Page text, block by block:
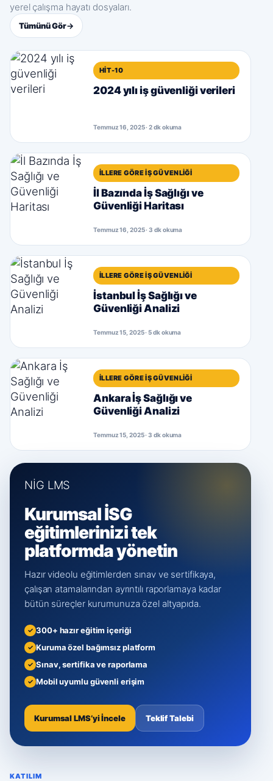
yerel çalışma hayatı dosyaları.
Tümünü Gör→
HIT-10
2024 yılı iş güvenliği verileri
Temmuz 16, 2025 · 2 dk okuma
İLLERE GÖRE İŞ GÜVENLIĞI
İl Bazında İş Sağlığı ve
Güvenliği Haritası
Temmuz 16, 2025 · 3 dk okuma
İLLERE GÖRE İŞ GÜVENLIĞI
İstanbul İş Sağlığı ve
Güvenliği Analizi
Temmuz 15, 2025 · 5 dk okuma
İLLERE GÖRE İŞ GÜVENLIĞI
Ankara İş Sağlığı ve
Güvenliği Analizi
Temmuz 15, 2025 · 3 dk okuma
NİG LMS
Kurumsal İSG
eğitimlerinizi tek
platformda yönetin
Hazır videolu eğitimlerden sınav ve sertifikaya,
çalışan atamalarından ayrıntılı raporlamaya kadar
bütün süreçler kurumunuza özel altyapıda.
300+ hazır eğitim içeriği
Kuruma özel bağımsız platform
Sınav, sertifika ve raporlama
Mobil uyumlu güvenli erişim
Kurumsal LMS’yi İncele Teklif Talebi
KATILIM